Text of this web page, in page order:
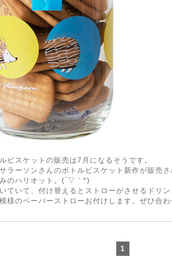
ビスケットの販売は7月になるそうです。
ラーソンさんのボトルビスケット新作が販売
のハリオット。(´▽｀*)
ていて、付け替えるとストローがさせるドリン
様のペーパーストローお付けします。ぜひ合
1